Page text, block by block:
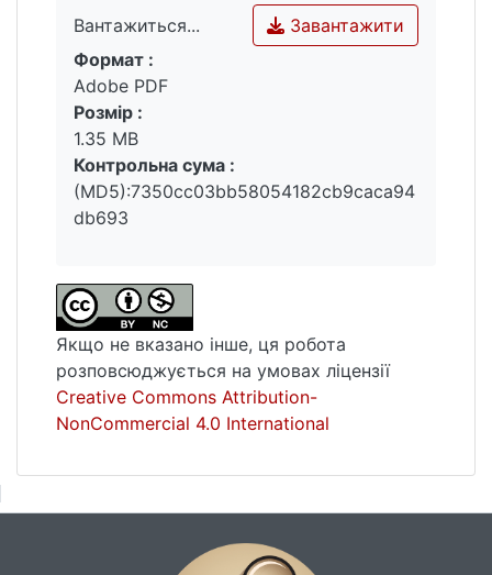
Вантажиться...
Вантажиться...
Завантажити
Формат :
Adobe PDF
Розмір :
1.35 MB
Контрольна сума :
(MD5):7350cc03bb58054182cb9caca94
db693
Якщо не вказано інше, ця робота
розповсюджується на умовах ліцензії
Creative Commons Attribution-
NonCommercial 4.0 International